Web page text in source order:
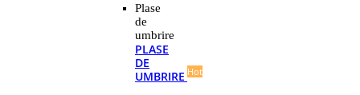
Plase
de
umbrire
PLASE
DE
UMBRIRE Hot